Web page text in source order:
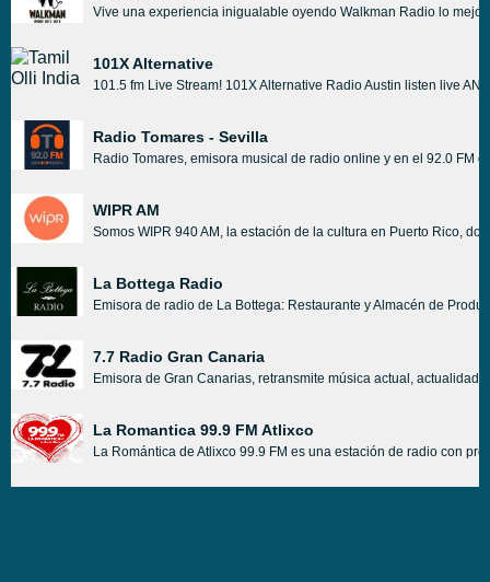
Vive una experiencia inigualable oyendo Walkman Radio lo
101X Alternative
101.5 fm Live Stream! 101X Alternative Radio Austin listen live
Radio Tomares - Sevilla
Radio Tomares, emisora musical de radio online y en el 92.0 FM
WIPR AM
Somos WIPR 940 AM, la estación de la cultura en Puerto Rico,
La Bottega Radio
Emisora de radio de La Bottega: Restaurante y Almacén de
7.7 Radio Gran Canaria
Emisora de Gran Canarias, retransmite música actual, actualidad
La Romantica 99.9 FM Atlixco
La Romántica de Atlixco 99.9 FM es una estación de radio con